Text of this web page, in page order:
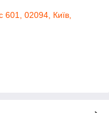
601, 02094, Київ,